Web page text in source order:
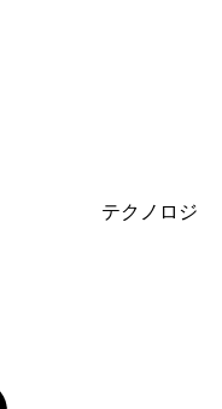
テクノロジ